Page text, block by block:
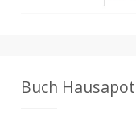
Buch